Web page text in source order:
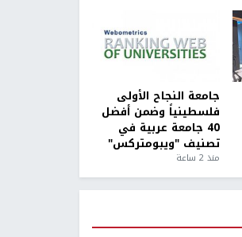
جامعة النجاح الأولى
فلسطينياً وضمن أفضل
40 جامعة عربية في
تصنيف "ويبومتركس"
منذ 2 ساعة